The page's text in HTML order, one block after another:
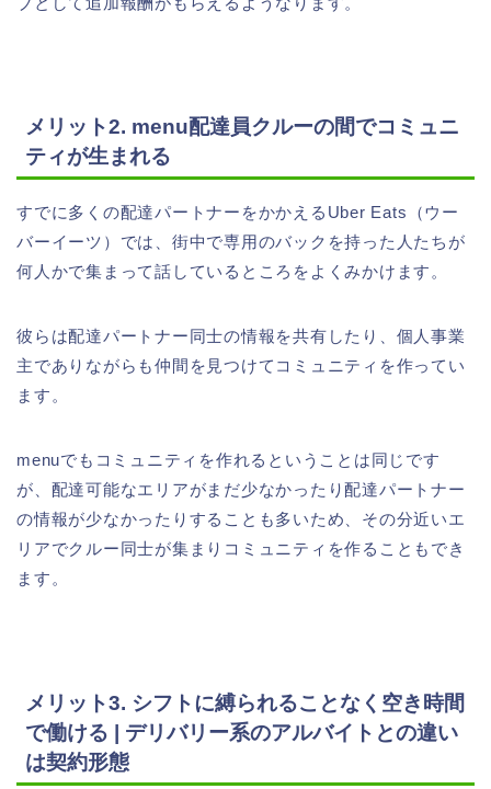
メリット2. menu配達員クルーの間でコミュニ
ティが生まれる
すでに多くの配達パートナーをかかえるUber Eats（ウー
バーイーツ）では、街中で専用のバックを持った人たちが
何人かで集まって話しているところをよくみかけます。
彼らは配達パートナー同士の情報を共有したり、個人事業
主でありながらも仲間を見つけてコミュニティを作ってい
ます。
menuでもコミュニティを作れるということは同じです
が、配達可能なエリアがまだ少なかったり配達パートナー
の情報が少なかったりすることも多いため、その分近いエ
リアでクルー同士が集まりコミュニティを作ることもでき
ます。
メリット3. シフトに縛られることなく空き時間
で働ける | デリバリー系のアルバイトとの違い
は契約形態